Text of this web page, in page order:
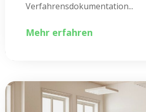
Verfahrens­dokumentation...
Mehr erfahren